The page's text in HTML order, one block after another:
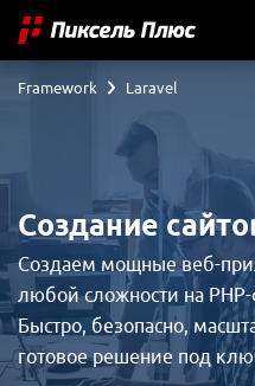
Создание
Создаем мощные веб-
любой сложности на
Быстро, безопасно,
готовое решение под
Framework Laravel